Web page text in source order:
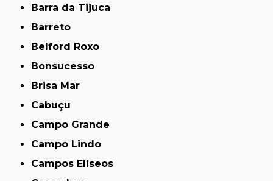
Barra da Tijuca
Barreto
Belford Roxo
Bonsucesso
Brisa Mar
Cabuçu
Campo Grande
Campo Lindo
Campos Elíseos